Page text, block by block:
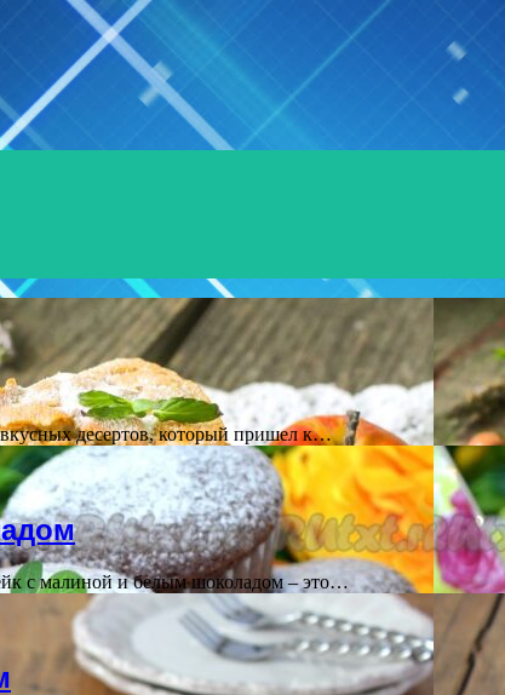
десертов, который пришел к…
с малиной и белым шоколадом – это…